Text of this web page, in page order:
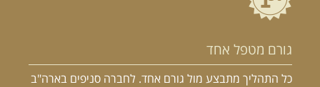
גורם מטפל אחד
כל התהליך מתבצע מול גורם אחד. לחברה סניפים בארה"ב